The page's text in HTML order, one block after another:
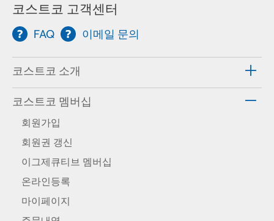
코스트코 고객센터
FAQ 이메일 문의
코스트코 소개
코스트코 멤버십
회원가입
회원권 갱신
이그제큐티브 멤버십
온라인등록
마이페이지